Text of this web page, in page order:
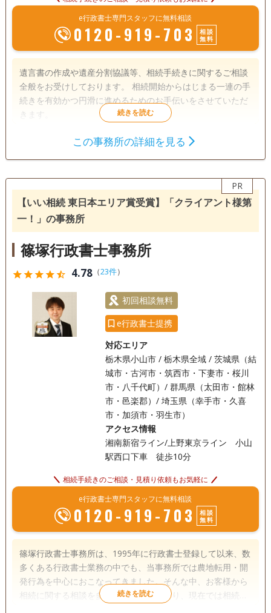
e行政書士専門スタッフに無料相談
0120-919-703
相談
無料
遺言書の作成や遺産分割協議等、相続手続きに関するご相談
全般をお受けしております。 相続開始からはじまる一連の手
続きを有効かつ円滑に進めるためのお手伝いをさせていただ
きます。
遺産分割
銀行手続き
戸籍収集 相続人調査
電話相談可 訪問可
18時以降相談可 事務所面談可
この事務所の詳細を見る
PR
【いい相続 東日本エリア賞受賞】「クライアント様第
一！」の事務所
篠塚行政書士事務所
starstarstarstarstar_half 4.78（23件）
初回相談無料
e行政書士提携
対応エリア
栃木県小山市 / 栃木県全域 / 茨城県（結
城市・古河市・筑西市・下妻市・桜川
市・八千代町）/ 群馬県（太田市・館林
市・邑楽郡）/ 埼玉県（幸手市・久喜
市・加須市・羽生市）
アクセス情報
湘南新宿ライン/上野東京ライン 小山
駅西口下車 徒歩10分
相続手続きのご相談・見積り依頼もお気軽に
e行政書士専門スタッフに無料相談
0120-919-703
相談
無料
篠塚行政書士事務所は、1995年に行政書士登録して以来、数
多くある行政書士業務の中でも、当事務所では農地転用・開
発行為を中心におこなってきました。そんな中、お客様から
相続に関する相談を多数受けるようになり、現在では相続に